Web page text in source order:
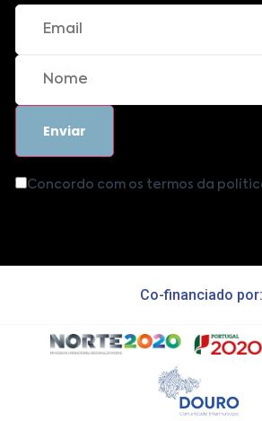
Concordo com os termos da
Co-financiado por: